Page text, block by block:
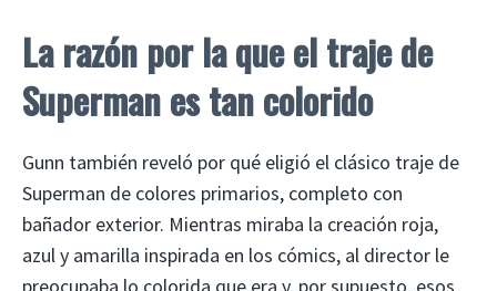
La razón por la que el traje de
Superman es tan colorido
Gunn también reveló por qué eligió el clásico traje de
Superman de colores primarios, completo con
bañador exterior. Mientras miraba la creación roja,
azul y amarilla inspirada en los cómics, al director le
preocupaba lo colorida que era y, por supuesto, esos